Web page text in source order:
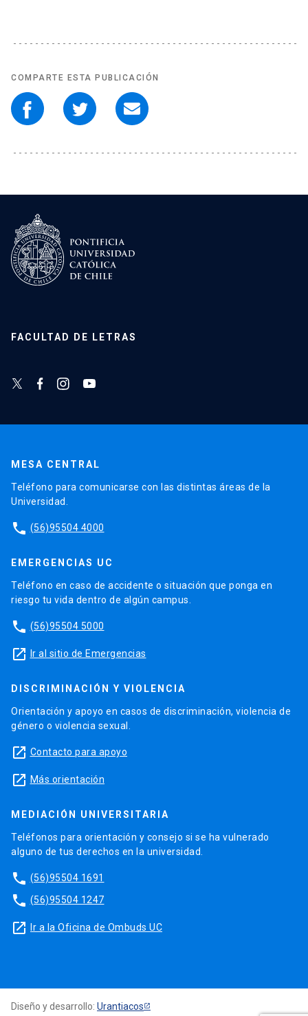
COMPARTE ESTA PUBLICACIÓN
FACULTAD DE LETRAS
MESA CENTRAL
Teléfono para comunicarse con las distintas áreas de la
Universidad.
phone (56)95504 4000
EMERGENCIAS UC
Teléfono en caso de accidente o situación que ponga en
riesgo tu vida dentro de algún campus.
phone (56)95504 5000
launch Ir al sitio de Emergencias
DISCRIMINACIÓN Y VIOLENCIA
Orientación y apoyo en casos de discriminación, violencia de
género o violencia sexual.
launch Contacto para apoyo
launch Más orientación
MEDIACIÓN UNIVERSITARIA
Teléfonos para orientación y consejo si se ha vulnerado
alguno de tus derechos en la universidad.
phone (56)95504 1691
phone (56)95504 1247
launch Ir a la Oficina de Ombuds UC
Diseño y desarrollo: Urantiacos